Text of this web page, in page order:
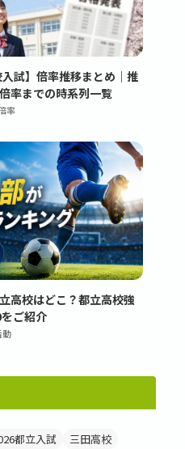
入試】倍率推移まとめ｜推
率までの時系列一覧
率
高校はどこ？都立高校強
ご紹介
動
都立入試
三田高校